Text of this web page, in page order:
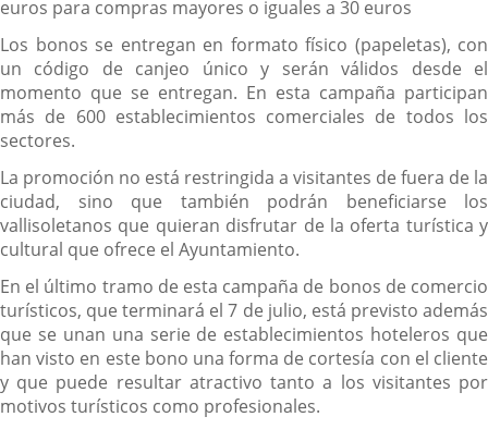
euros para compras mayores o iguales a 30 euros
Los bonos se entregan en formato físico (papeletas), con
un código de canjeo único y serán válidos desde el
momento que se entregan. En esta campaña participan
más de 600 establecimientos comerciales de todos los
sectores.
La promoción no está restringida a visitantes de fuera de la
ciudad, sino que también podrán beneficiarse los
vallisoletanos que quieran disfrutar de la oferta turística y
cultural que ofrece el Ayuntamiento.
En el último tramo de esta campaña de bonos de comercio
turísticos, que terminará el 7 de julio, está previsto además
que se unan una serie de establecimientos hoteleros que
han visto en este bono una forma de cortesía con el cliente
y que puede resultar atractivo tanto a los visitantes por
motivos turísticos como profesionales.